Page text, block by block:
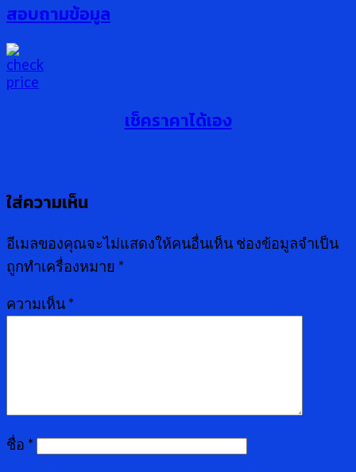
สอบถามข้อมูล
เช็คราคาได้เอง
ใส่ความเห็น
อีเมลของคุณจะไม่แสดงให้คนอื่นเห็น ช่องข้อมูลจำเป็น
ถูกทำเครื่องหมาย *
ความเห็น *
ชื่อ *